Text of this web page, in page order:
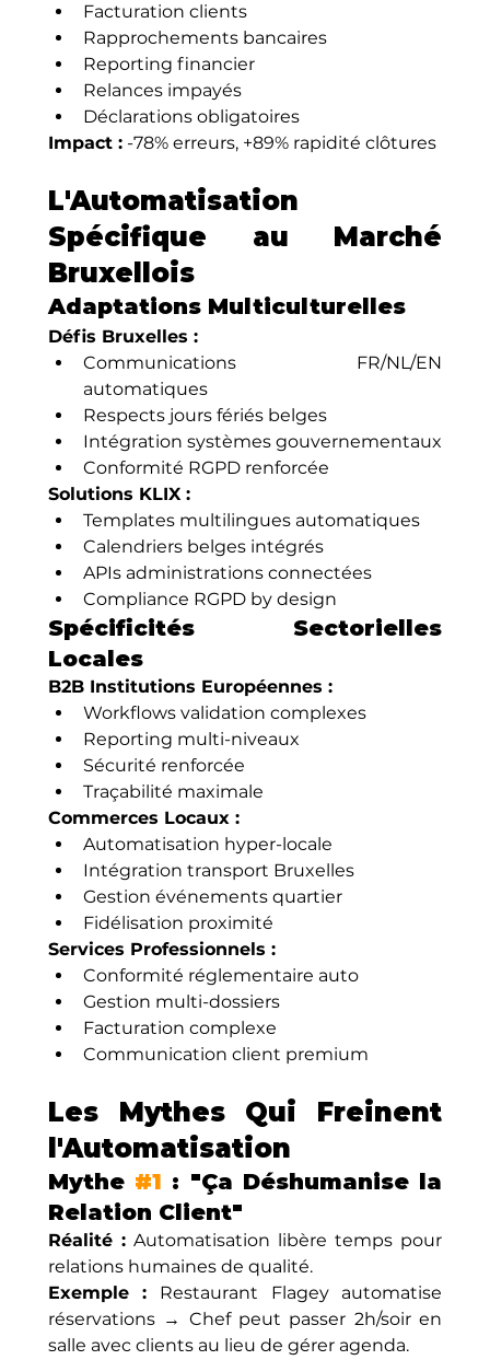
Facturation clients
Rapprochements bancaires
Reporting financier
Relances impayés
Déclarations obligatoires
Impact : -78% erreurs, +89% rapidité clôtures
L'Automatisation
Spécifique au Marché
Bruxellois
Adaptations Multiculturelles
Défis Bruxelles :
Communications FR/NL/EN
automatiques
Respects jours fériés belges
Intégration systèmes gouvernementaux
Conformité RGPD renforcée
Solutions KLIX :
Templates multilingues automatiques
Calendriers belges intégrés
APIs administrations connectées
Compliance RGPD by design
Spécificités Sectorielles
Locales
B2B Institutions Européennes :
Workflows validation complexes
Reporting multi-niveaux
Sécurité renforcée
Traçabilité maximale
Commerces Locaux :
Automatisation hyper-locale
Intégration transport Bruxelles
Gestion événements quartier
Fidélisation proximité
Services Professionnels :
Conformité réglementaire auto
Gestion multi-dossiers
Facturation complexe
Communication client premium
Les Mythes Qui Freinent
l'Automatisation
Mythe #1 : "Ça Déshumanise la
Relation Client"
Réalité : Automatisation libère temps pour
relations humaines de qualité.
Exemple : Restaurant Flagey automatise
réservations → Chef peut passer 2h/soir en
salle avec clients au lieu de gérer agenda.